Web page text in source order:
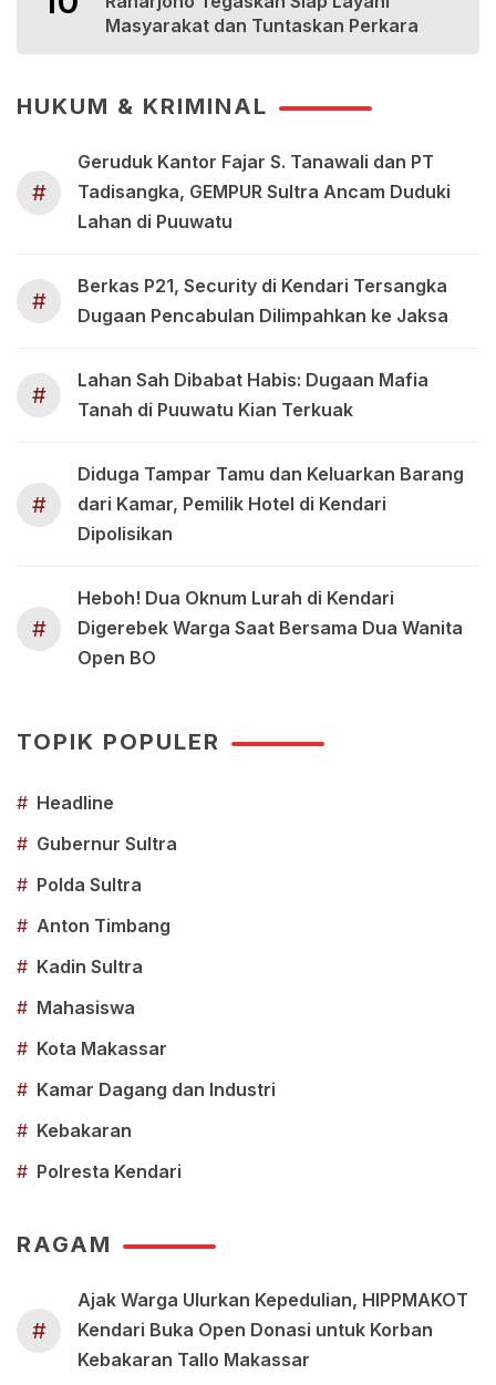
Masyarakat dan Tuntaskan Perkara
HUKUM & KRIMINAL
#
Geruduk Kantor Fajar S. Tanawali dan PT
Tadisangka, GEMPUR Sultra Ancam Duduki
Lahan di Puuwatu
#
Berkas P21, Security di Kendari Tersangka
Dugaan Pencabulan Dilimpahkan ke Jaksa
#
Lahan Sah Dibabat Habis: Dugaan Mafia
Tanah di Puuwatu Kian Terkuak
#
Diduga Tampar Tamu dan Keluarkan Barang
dari Kamar, Pemilik Hotel di Kendari
Dipolisikan
#
Heboh! Dua Oknum Lurah di Kendari
Digerebek Warga Saat Bersama Dua Wanita
Open BO
TOPIK POPULER
# Headline
# Gubernur Sultra
# Polda Sultra
# Anton Timbang
# Kadin Sultra
# Mahasiswa
# Kota Makassar
# Kamar Dagang dan Industri
# Kebakaran
# Polresta Kendari
RAGAM
#
Ajak Warga Ulurkan Kepedulian, HIPPMAKOT
Kendari Buka Open Donasi untuk Korban
Kebakaran Tallo Makassar